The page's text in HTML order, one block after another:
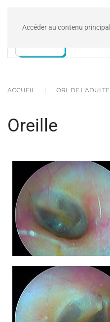
Accéder au contenu principal
ACCUEIL ORL DE L'ADULTE
Oreille